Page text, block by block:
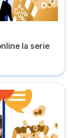
la serie
en español